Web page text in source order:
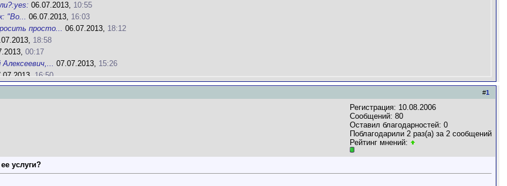
06.07.2013, 10:55
"Во... 06.07.2013, 16:03
просто... 06.07.2013, 18:12
18:58
00:17
07.07.2013, 15:26
16:50
08.07.2013,10:22
в подтемах
11.09.2021,18:18
#1
Регистрация: 10.08.2006
Сообщений: 80
Оставил благодарностей: 0
Поблагодарили 2 раз(а) за 2 сообщений
Рейтинг мнений:
услуги?